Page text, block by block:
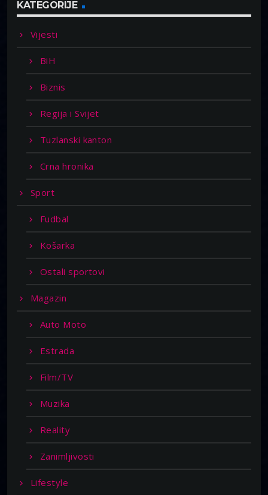
KATEGORIJE
Vijesti
BiH
Biznis
Regija i Svijet
Tuzlanski kanton
Crna hronika
Sport
Fudbal
Košarka
Ostali sportovi
Magazin
Auto Moto
Estrada
Film/TV
Muzika
Reality
Zanimljivosti
Lifestyle